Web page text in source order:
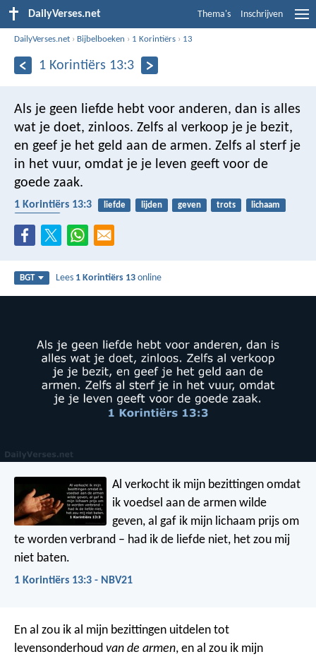
DailyVerses.net Thema's Inschrijven
DailyVerses.net › Bijbelboeken › 1 Korintiërs › 13
1 Korintiërs 13:3
Als je geen liefde hebt voor anderen, dan is alles
wat je doet, zinloos. Zelfs al verkoop je je bezit,
en geef je het geld aan de armen. Zelfs al sterf je
in het vuur, omdat je je leven geeft voor de
goede zaak.
1 Korintiërs 13:3 liefde lijden geven trots
lichaam
BGT Lees 1 Korintiërs 13 online
Al verkocht ik mijn bezittingen omdat
ik voedsel aan de armen wilde
geven, al gaf ik mijn lichaam prijs om
te worden verbrand – had ik de liefde niet, het zou mij
niet baten.
1 Korintiërs 13:3 - NBV21
En al zou ik al mijn bezittingen uitdelen tot
levensonderhoud van de armen, en al zou ik mijn